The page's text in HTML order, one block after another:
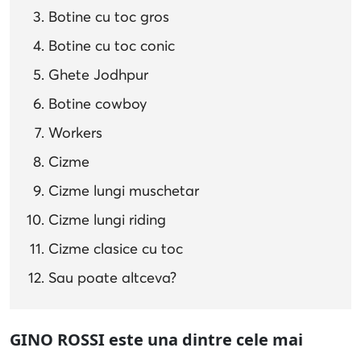
Botine cu toc gros
Botine cu toc conic
Ghete Jodhpur
Botine cowboy
Workers
Cizme
Cizme lungi muschetar
Cizme lungi riding
Cizme clasice cu toc
Sau poate altceva?
GINO ROSSI este una dintre cele mai